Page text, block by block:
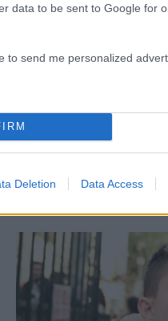
data to be sent to Google for
to send me personalized
Deletion Data Access
16:4908.07.25
από τη
την 25χρονη
Οι αστυνομικοί της ΓΑΔΑ